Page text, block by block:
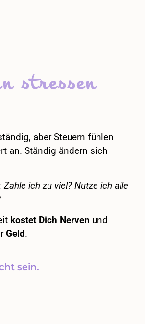
stressen
aber Steuern fühlen
an. Ständig ändern sich
Zahle ich zu viel? Nutze ich alle
kostet Dich Nerven und
Geld.
sein.